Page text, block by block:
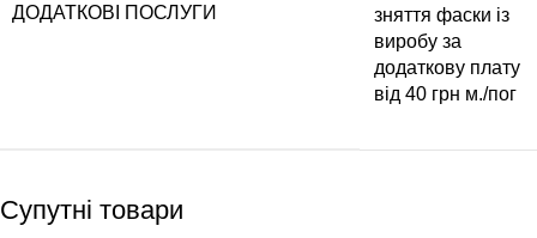
ДОДАТКОВІ ПОСЛУГИ
зняття фаски із
виробу за
додаткову плату
від 40 грн м./пог
Супутні товари